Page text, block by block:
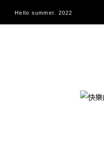
Hello summer. 2022